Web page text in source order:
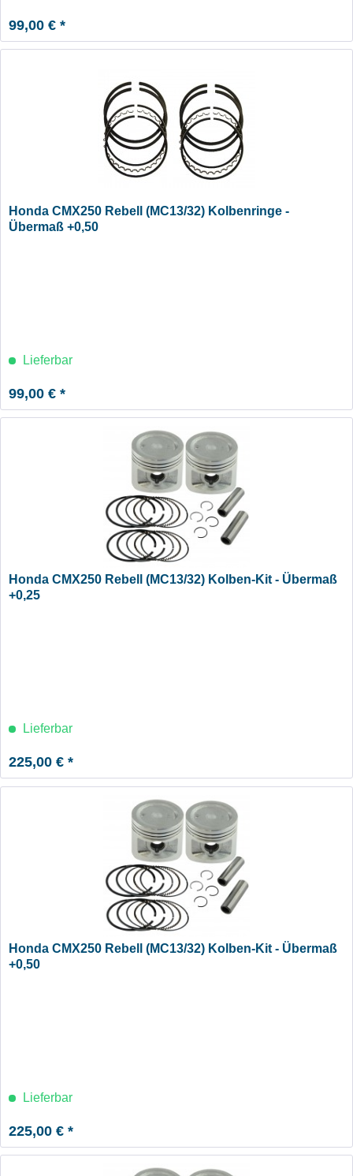
99,00 € *
Honda CMX250 Rebell (MC13/32) Kolbenringe -
Übermaß +0,50
Lieferbar
99,00 € *
Honda CMX250 Rebell (MC13/32) Kolben-Kit - Übermaß
+0,25
Lieferbar
225,00 € *
Honda CMX250 Rebell (MC13/32) Kolben-Kit - Übermaß
+0,50
Lieferbar
225,00 € *